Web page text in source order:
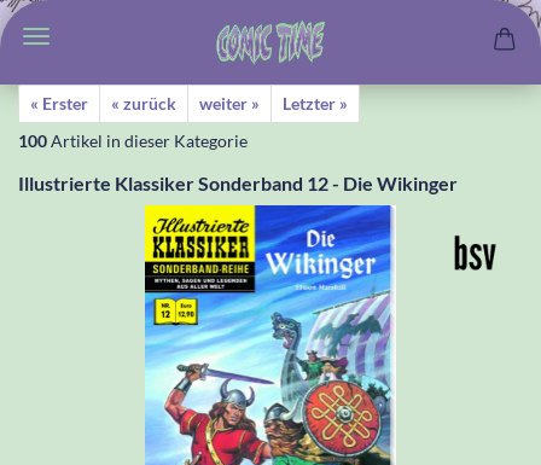
« Erster « zurück weiter »
Letzter »
100Artikel in dieser Kategorie
Illustrierte Klassiker Sonderband 12 - Die Wikinger